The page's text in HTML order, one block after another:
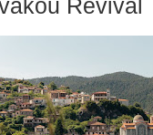
Revival